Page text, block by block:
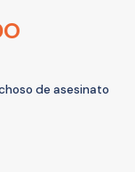
de asesinato